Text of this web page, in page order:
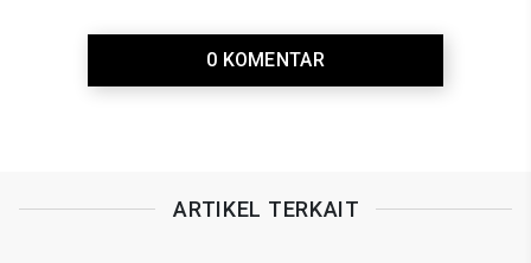
0 KOMENTAR
ARTIKEL TERKAIT